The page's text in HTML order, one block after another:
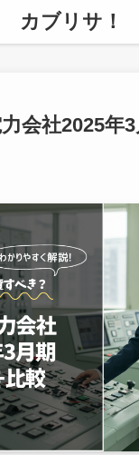
カブリサ！
会社2025年